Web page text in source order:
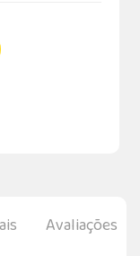
Avaliações